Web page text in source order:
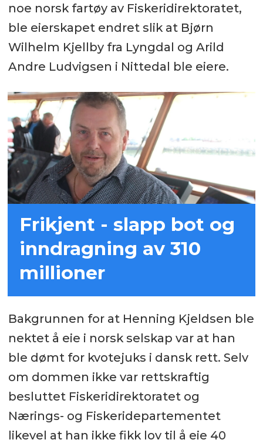
noe norsk fartøy av Fiskeridirektoratet,
ble eierskapet endret slik at Bjørn
Wilhelm Kjellby fra Lyngdal og Arild
Andre Ludvigsen i Nittedal ble eiere.
Frikjent - slapp bot og
inndragning av 310
millioner
Bakgrunnen for at Henning Kjeldsen ble
nektet å eie i norsk selskap var at han
ble dømt for kvotejuks i dansk rett. Selv
om dommen ikke var rettskraftig
besluttet Fiskeridirektoratet og
Nærings- og Fiskeridepartementet
likevel at han ikke fikk lov til å eie 40